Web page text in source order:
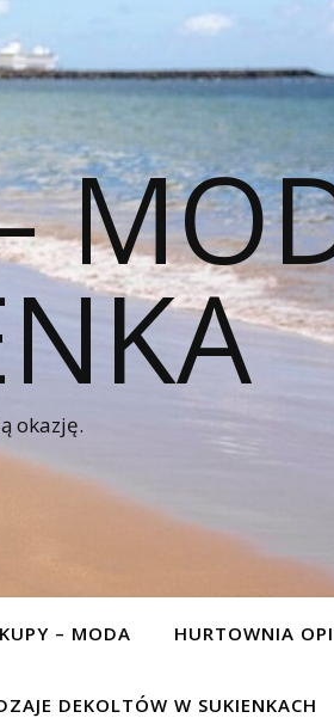
okazję.
– MODA HURTOWNIA
DEKOLTÓW W SUKIENKACH